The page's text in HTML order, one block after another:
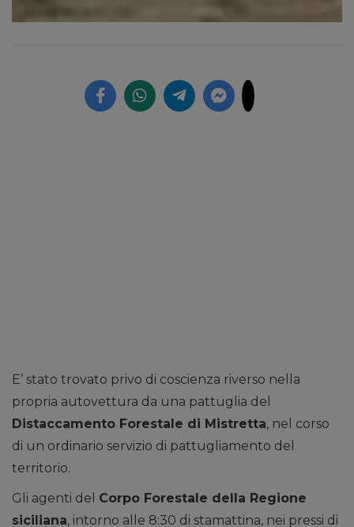
E’ stato trovato privo di coscienza riverso nella
propria autovettura da una pattuglia del
Distaccamento Forestale di Mistretta, nel corso
di un ordinario servizio di pattugliamento del
territorio.
Gli agenti del Corpo Forestale della Regione
siciliana, intorno alle 8:30 di stamattina, nei pressi di